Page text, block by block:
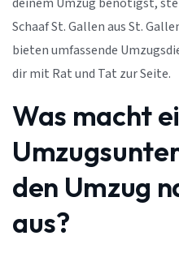
deinem Umzug benötigst,
Schaaf St. Gallen aus St.
bieten umfassende
dir mit Rat und Tat zur Seite.
Was macht
den Umzug
aus?